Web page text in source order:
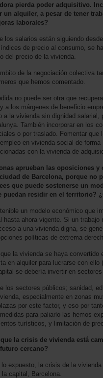
pierda poder adquisitivo.
un alquiler, a pesar de tener
laborales?
los salarios están siguiendo
de precio al consumo, se
del precio de la vivienda.
de la negociación colectiva
que hemos comentado.
no puede ser otra que
a los márgenes de beneficio
a la vivienda sin dignidad
También incorporar en los
o por traslado. Fomentar
en vivienda social de
con la vivienda de
aprueban las oposiciones
de Barcelona, porque no
que puede sostenerse un
puedan residir en el territorio?
un modelo económico que
hasta ahora vigente. Si un trabajo
a una vivienda digna, se
políticas de extrema
la vivienda se haya
en alquiler para lucrarse con
se debería invertir en
los sectores públicos; sanidad,
especialmente en zonas
por este factor, y eso por
para paliarlo las hemos
turísticos, y limitación de
la crisis de vivienda está
cercano?
lo expuesto, la crisis de la
capital, Barcelona.